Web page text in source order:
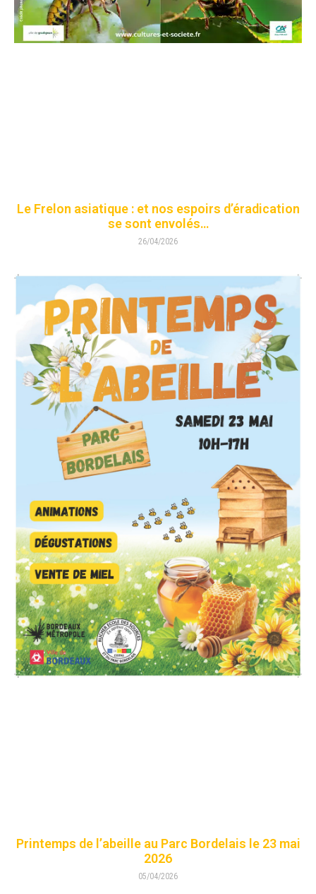
Le Frelon asiatique : et nos espoirs d’éradication
se sont envolés…
26/04/2026
Printemps de l’abeille au Parc Bordelais le 23 mai
2026
05/04/2026